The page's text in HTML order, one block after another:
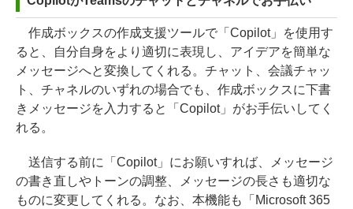
作成ボックスの作成支援ツールで「Copilot」を使用す
ると、自分自身をより適切に表現し、アイデアを簡単な
メッセージへと変換してくれる。チャット、会議チャッ
ト、チャネルのいずれの場合でも、作成ボックスに下書
きメッセージを入力すると「Copilot」がお手伝いしてく
れる。
送信する前に「Copilot」にお願いすれば、メッセージ
の書き直しやトーンの調整、メッセージの長さも適切な
ものに変更してくれる。なお、本機能も「Microsoft 365